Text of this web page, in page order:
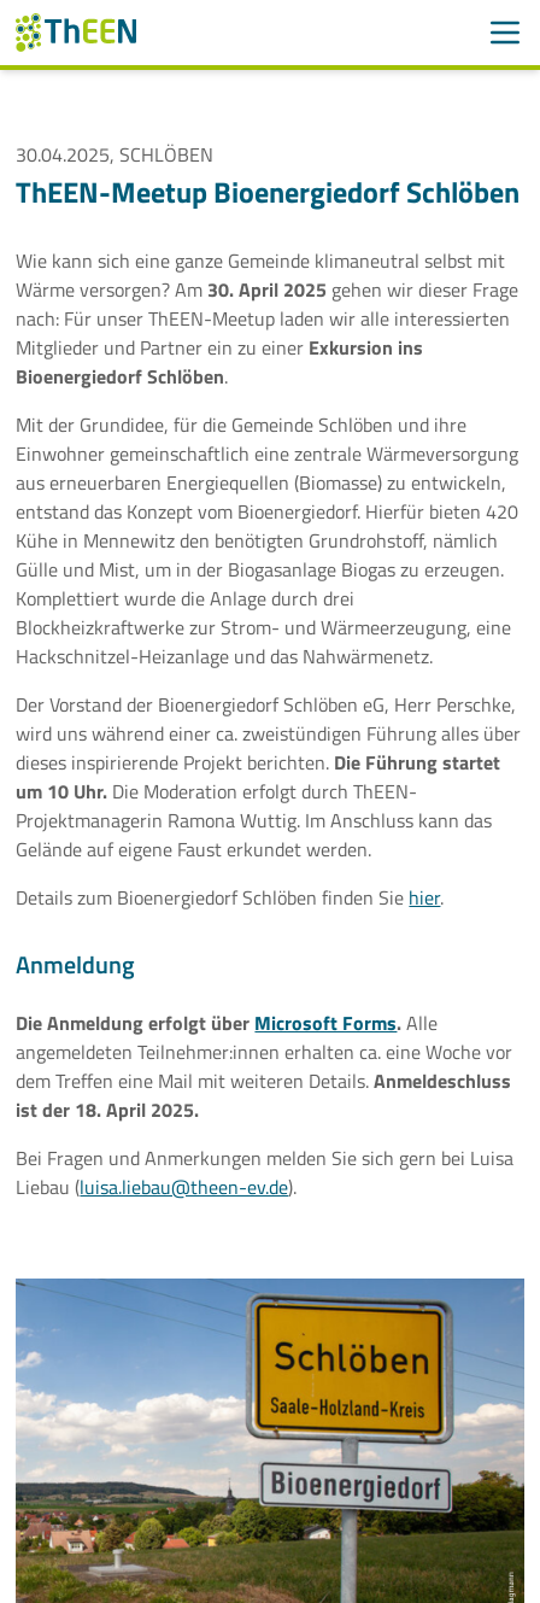
Navigation überspringen
ThEEN
Mitglieder
Aktivitäten
Aktuelle Termine
Thüringer Wärmetagung 2026
10 Jahre ThEEN-Jubiläum
Auftaktveranstaltung Stakeholderprozess
ThEEN-Fachforum
ThEEN-Innovationsdialog
ThEEN-Kongress
Aktuelles
Mehr
30.04.2025, SCHLÖBEN
ThEEN-Meetup Bioenergiedorf Schlöben
Wie kann sich eine ganze Gemeinde klimaneutral selbst mit
Wärme versorgen? Am 30. April 2025 gehen wir dieser Frage
nach: Für unser ThEEN-Meetup laden wir alle interessierten
Mitglieder und Partner ein zu einer Exkursion ins
Bioenergiedorf Schlöben.
Mit der Grundidee, für die Gemeinde Schlöben und ihre
Einwohner gemeinschaftlich eine zentrale Wärmeversorgung
aus erneuerbaren Energiequellen (Biomasse) zu entwickeln,
entstand das Konzept vom Bioenergiedorf. Hierfür bieten 420
Kühe in Mennewitz den benötigten Grundrohstoff, nämlich
Gülle und Mist, um in der Biogasanlage Biogas zu erzeugen.
Komplettiert wurde die Anlage durch drei
Blockheizkraftwerke zur Strom- und Wärmeerzeugung, eine
Hackschnitzel-Heizanlage und das Nahwärmenetz.
Der Vorstand der Bioenergiedorf Schlöben eG, Herr Perschke,
wird uns während einer ca. zweistündigen Führung alles über
dieses inspirierende Projekt berichten. Die Führung startet
um 10 Uhr. Die Moderation erfolgt durch ThEEN-
Projektmanagerin Ramona Wuttig. Im Anschluss kann das
Gelände auf eigene Faust erkundet werden.
Details zum Bioenergiedorf Schlöben finden Sie hier.
Anmeldung
Die Anmeldung erfolgt über Microsoft Forms.Alle
angemeldeten Teilnehmer:innen erhalten ca. eine Woche vor
dem Treffen eine Mail mit weiteren Details.Anmeldeschluss
ist der 18. April 2025.
Bei Fragen und Anmerkungen melden Sie sich gern bei Luisa
Liebau (luisa.liebau@theen-ev.de).